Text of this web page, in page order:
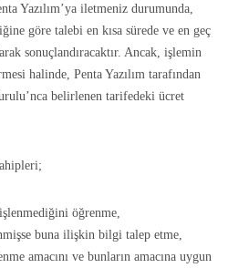
Yazılım’ya iletmeniz durumunda,
göre talebi en kısa sürede ve en geç
sonuçlandıracaktır. Ancak, işlemin
halinde, Penta Yazılım tarafından
belirlenen tarifedeki ücret
öğrenme,
buna ilişkin bilgi talep etme,
amacını ve bunların amacına uygun